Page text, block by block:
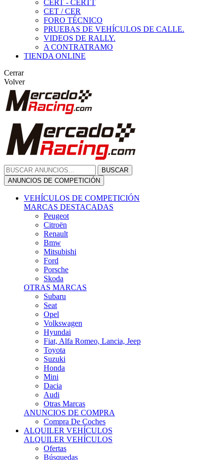
CERT - CERTT
CET / CER
FORO TÉCNICO
PRUEBAS DE VEHÍCULOS DE CALLE.
VIDEOS DE RALLY.
A CONTRATRAMO
TIENDA ONLINE
Cerrar
Volver
BUSCAR
ANUNCIOS DE COMPETICIÓN
VEHÍCULOS DE COMPETICIÓN
MARCAS DESTACADAS
Peugeot
Citroën
Renault
Bmw
Mitsubishi
Ford
Porsche
Skoda
OTRAS MARCAS
Subaru
Seat
Opel
Volkswagen
Hyundai
Fiat, Alfa Romeo, Lancia, Jeep
Toyota
Suzuki
Honda
Mini
Dacia
Audi
Otras Marcas
ANUNCIOS DE COMPRA
Compra De Coches
ALQUILER VEHÍCULOS
ALQUILER VEHÍCULOS
Ofertas
Búsquedas